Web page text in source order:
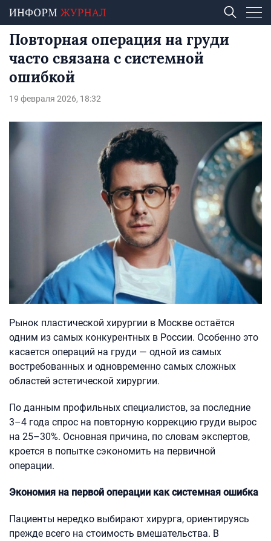
Повторная операция на груди
часто связана с системной
ошибкой
19 февраля 2026, 18:32
Рынок пластической хирургии в Москве остаётся
одним из самых конкурентных в России. Особенно это
касается операций на груди — одной из самых
востребованных и одновременно самых сложных
областей эстетической хирургии.
По данным профильных специалистов, за последние
3–4 года спрос на повторную коррекцию груди вырос
на 25–30%. Основная причина, по словам экспертов,
кроется в попытке сэкономить на первичной
операции.
Экономия на первой операции как системная ошибка
Пациенты нередко выбирают хирурга, ориентируясь
прежде всего на стоимость вмешательства. В